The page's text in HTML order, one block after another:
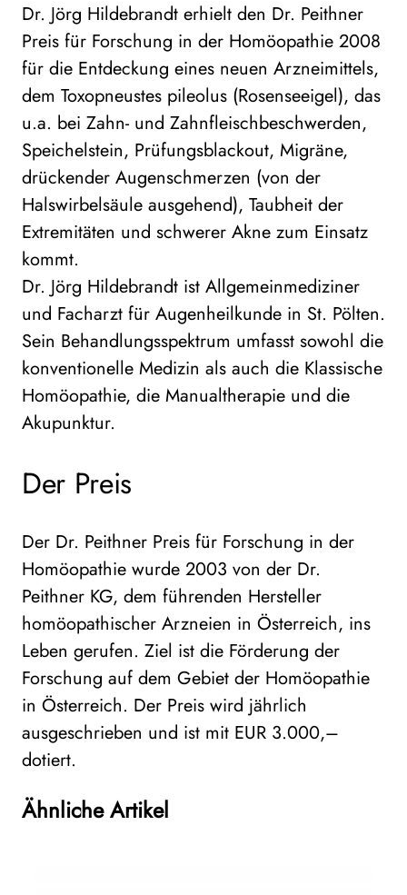
Dr. Jörg Hildebrandt erhielt den Dr. Peithner
Preis für Forschung in der Homöopathie 2008
für die Entdeckung eines neuen Arzneimittels,
dem Toxopneustes pileolus (Rosenseeigel), das
u.a. bei Zahn- und Zahnfleischbeschwerden,
Speichelstein, Prüfungsblackout, Migräne,
drückender Augenschmerzen (von der
Halswirbelsäule ausgehend), Taubheit der
Extremitäten und schwerer Akne zum Einsatz
kommt.
Dr. Jörg Hildebrandt ist Allgemeinmediziner
und Facharzt für Augenheilkunde in St. Pölten.
Sein Behandlungsspektrum umfasst sowohl die
konventionelle Medizin als auch die Klassische
Homöopathie, die Manualtherapie und die
Akupunktur.
Der Preis
Der Dr. Peithner Preis für Forschung in der
Homöopathie wurde 2003 von der Dr.
Peithner KG, dem führenden Hersteller
homöopathischer Arzneien in Österreich, ins
Leben gerufen. Ziel ist die Förderung der
Forschung auf dem Gebiet der Homöopathie
in Österreich. Der Preis wird jährlich
ausgeschrieben und ist mit EUR 3.000,–
dotiert.
Ähnliche Artikel
05. Juni 2025
verabschiedet: Ein globaler Meilenstein für
Dr. Peithner-Preis 2024: Studienleiter